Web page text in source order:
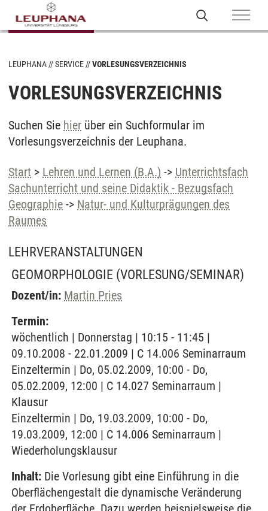
LEUPHANA SERVICE VORLESUNGSVERZEICHNIS
VORLESUNGSVERZEICHNIS
Suchen Sie hier über ein Suchformular im
Vorlesungsverzeichnis der Leuphana.
Start > Lehren und Lernen (B.A.) -> Unterrichtsfach
Sachunterricht und seine Didaktik - Bezugsfach
Geographie -> Natur- und Kulturprägungen des
Raumes
LEHRVERANSTALTUNGEN
GEOMORPHOLOGIE (VORLESUNG/SEMINAR)
Dozent/in: Martin Pries
Termin:
wöchentlich | Donnerstag | 10:15 - 11:45 |
09.10.2008 - 22.01.2009 | C 14.006 Seminarraum
Einzeltermin | Do, 05.02.2009, 10:00 - Do,
05.02.2009, 12:00 | C 14.027 Seminarraum |
Klausur
Einzeltermin | Do, 19.03.2009, 10:00 - Do,
19.03.2009, 12:00 | C 14.006 Seminarraum |
Wiederholungsklausur
Inhalt: Die Vorlesung gibt eine Einführung in die
Oberflächengestalt die dynamische Veränderung